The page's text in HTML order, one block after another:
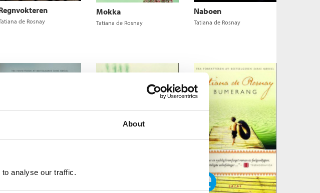
About
analyse our traffic.
de Rosnay
Mokka
Tatiana de Rosnay
Naboen
Tatiana de Rosnay
Ebok Ebok